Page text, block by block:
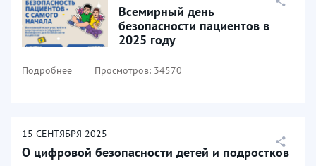
Всемирный день
безопасности пациентов в
2025 году
Подробнее Просмотров: 34570
15 СЕНТЯБРЯ 2025
О цифровой безопасности детей и подростков